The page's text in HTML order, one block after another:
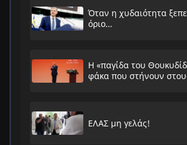
Όταν η χυδαιότητα
όριο…
Η «παγίδα του
φάκα που στήνουν
ΕΛΑΣ μη γελάς!